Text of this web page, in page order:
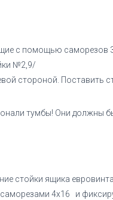
с помощью саморезов
№2,9/
стороной.
стойки ящика
4х16 и